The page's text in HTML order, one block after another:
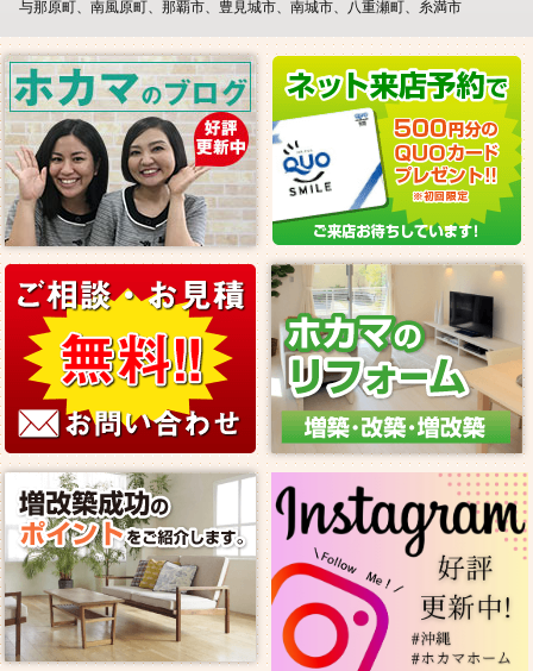
与那原町
南風原町 那覇市 豊見城市 南城市 八重瀬町 糸満市